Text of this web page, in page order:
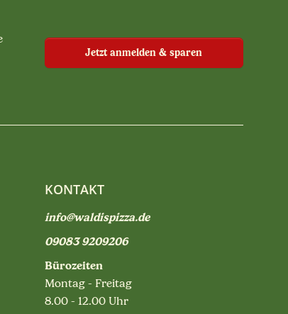
Jetzt anmelden & sparen
KONTAKT
info@waldispizza.de
09083 9209206
Bürozeiten
Montag - Freitag
8.00 - 12.00 Uhr